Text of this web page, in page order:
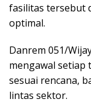
fasilitas tersebut
optimal.
Danrem 051/
mengawal setiap
sesuai rencana,
lintas sektor.